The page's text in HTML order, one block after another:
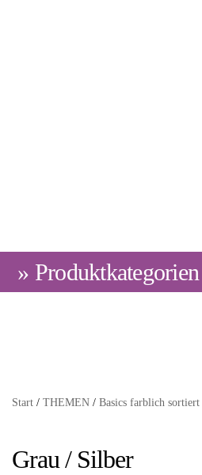
» Produktkategorien
Start / THEMEN / Basics farblich sortiert
Grau / Silber